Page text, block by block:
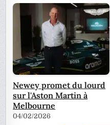
Newey promet du lourd
sur l'Aston Martin à
Melbourne
04/02/2026